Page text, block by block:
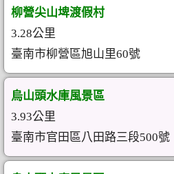
柳營尖山埤渡假村
3.28公里
臺南市柳營區旭山里60號
烏山頭水庫風景區
3.93公里
臺南市官田區八田路三段500號